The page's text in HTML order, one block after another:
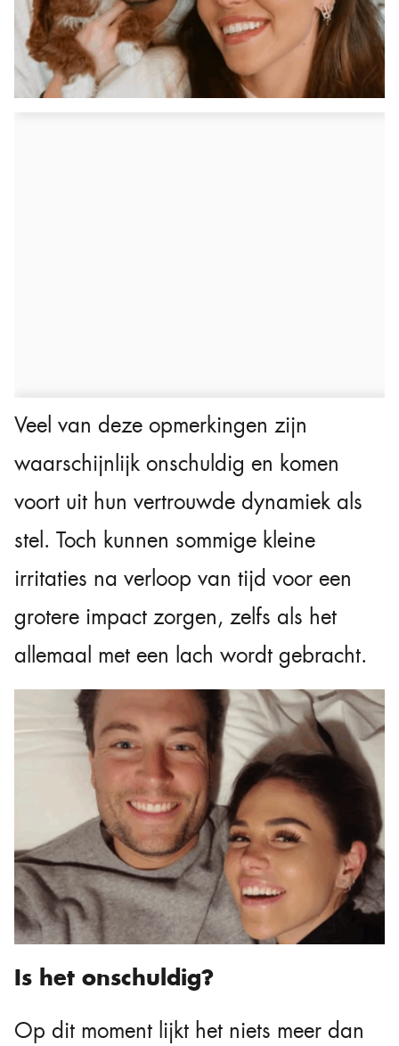
Veel van deze opmerkingen zijn
waarschijnlijk onschuldig en komen
voort uit hun vertrouwde dynamiek als
stel. Toch kunnen sommige kleine
irritaties na verloop van tijd voor een
grotere impact zorgen, zelfs als het
allemaal met een lach wordt gebracht.
Is het onschuldig?
Op dit moment lijkt het niets meer dan